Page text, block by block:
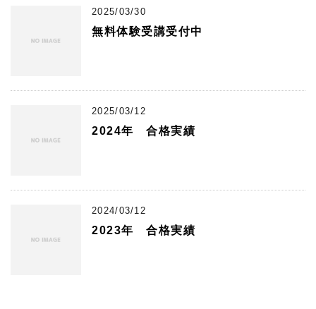
2025/03/30
無料体験受講受付中
2025/03/12
2024年 合格実績
2024/03/12
2023年 合格実績